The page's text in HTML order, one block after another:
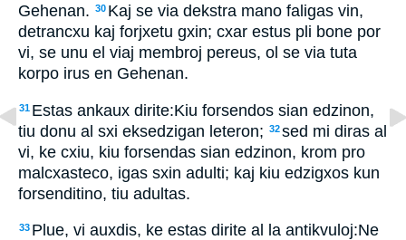
Gehenan. 30 Kaj se via dekstra mano faligas vin,
detrancxu kaj forjxetu gxin; cxar estus pli bone por
vi, se unu el viaj membroj pereus, ol se via tuta
korpo irus en Gehenan.
31 Estas ankaux dirite:Kiu forsendos sian edzinon,
tiu donu al sxi eksedzigan leteron; 32sed mi diras al
vi, ke cxiu, kiu forsendas sian edzinon, krom pro
malcxasteco, igas sxin adulti; kaj kiu edzigxos kun
forsenditino, tiu adultas.
33 Plue, vi auxdis, ke estas dirite al la antikvuloj:Ne